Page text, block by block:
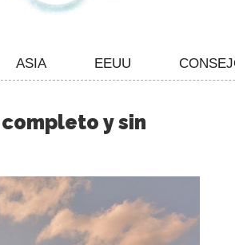
ASIA EEUU
y sin